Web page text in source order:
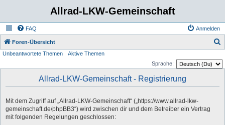
Allrad-LKW-Gemeinschaft
FAQ Anmelden
Foren-Übersicht
Unbeantwortete Themen
Aktive Themen
Sprache:
Allrad-LKW-Gemeinschaft - Registrierung
Mit dem Zugriff auf „Allrad-LKW-Gemeinschaft“ („https://www.allrad-lkw-
gemeinschaft.de/phpBB3“) wird zwischen dir und dem Betreiber ein Vertrag
mit folgenden Regelungen geschlossen: